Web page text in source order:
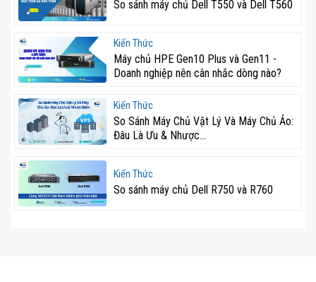
So sánh máy chủ Dell T550 và Dell T560
Kiến Thức
Máy chủ HPE Gen10 Plus và Gen11 -
Doanh nghiệp nên cân nhắc dòng nào?
Kiến Thức
So Sánh Máy Chủ Vật Lý Và Máy Chủ Ảo:
Đâu Là Ưu & Nhược...
Kiến Thức
So sánh máy chủ Dell R750 và R760